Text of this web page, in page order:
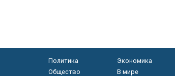
Политика
Экономика
Общество
В мире